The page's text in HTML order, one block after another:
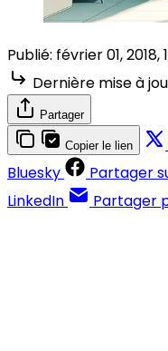
Publié: février 01, 2018,
Dernière mise à
Partager
Copier le lien
Bluesky
Partager
LinkedIn
Partager